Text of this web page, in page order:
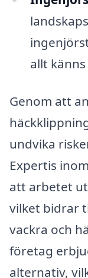
allt
Genom att
undvika
Expertis
att arbetet
vilket bidrar
vackra och
företag
alternativ,